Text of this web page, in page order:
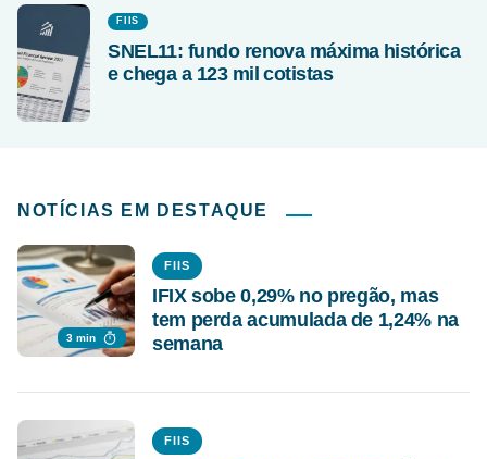
FIIS
SNEL11: fundo renova máxima histórica
e chega a 123 mil cotistas
NOTÍCIAS EM DESTAQUE
3 min
FIIS
IFIX sobe 0,29% no pregão, mas
tem perda acumulada de 1,24% na
semana
FIIS